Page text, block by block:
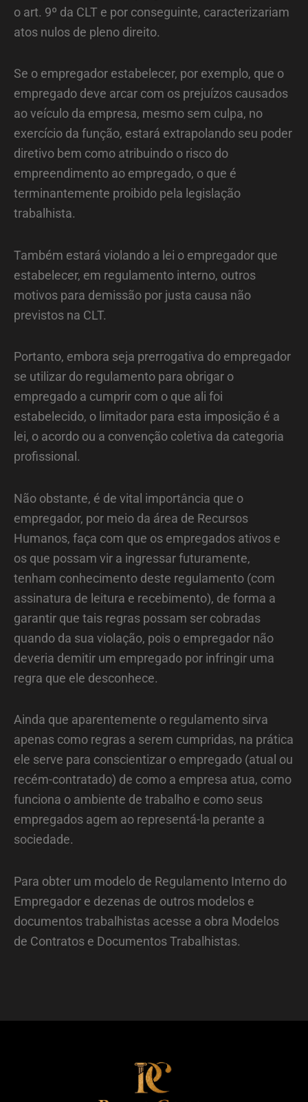
o art. 9º da CLT e por conseguinte, caracterizariam
atos nulos de pleno direito.
Se o empregador estabelecer, por exemplo, que o
empregado deve arcar com os prejuízos causados
ao veículo da empresa, mesmo sem culpa, no
exercício da função, estará extrapolando seu poder
diretivo bem como atribuindo o risco do
empreendimento ao empregado, o que é
terminantemente proibido pela legislação
trabalhista.
Também estará violando a lei o empregador que
estabelecer, em regulamento interno, outros
motivos para demissão por justa causa não
previstos na CLT.
Portanto, embora seja prerrogativa do empregador
se utilizar do regulamento para obrigar o
empregado a cumprir com o que ali foi
estabelecido, o limitador para esta imposição é a
lei, o acordo ou a convenção coletiva da categoria
profissional.
Não obstante, é de vital importância que o
empregador, por meio da área de Recursos
Humanos, faça com que os empregados ativos e
os que possam vir a ingressar futuramente,
tenham conhecimento deste regulamento (com
assinatura de leitura e recebimento), de forma a
garantir que tais regras possam ser cobradas
quando da sua violação, pois o empregador não
deveria demitir um empregado por infringir uma
regra que ele desconhece.
Ainda que aparentemente o regulamento sirva
apenas como regras a serem cumpridas, na prática
ele serve para conscientizar o empregado (atual ou
recém-contratado) de como a empresa atua, como
funciona o ambiente de trabalho e como seus
empregados agem ao representá-la perante a
sociedade.
Para obter um modelo de Regulamento Interno do
Empregador e dezenas de outros modelos e
documentos trabalhistas acesse a obra Modelos
de Contratos e Documentos Trabalhistas.